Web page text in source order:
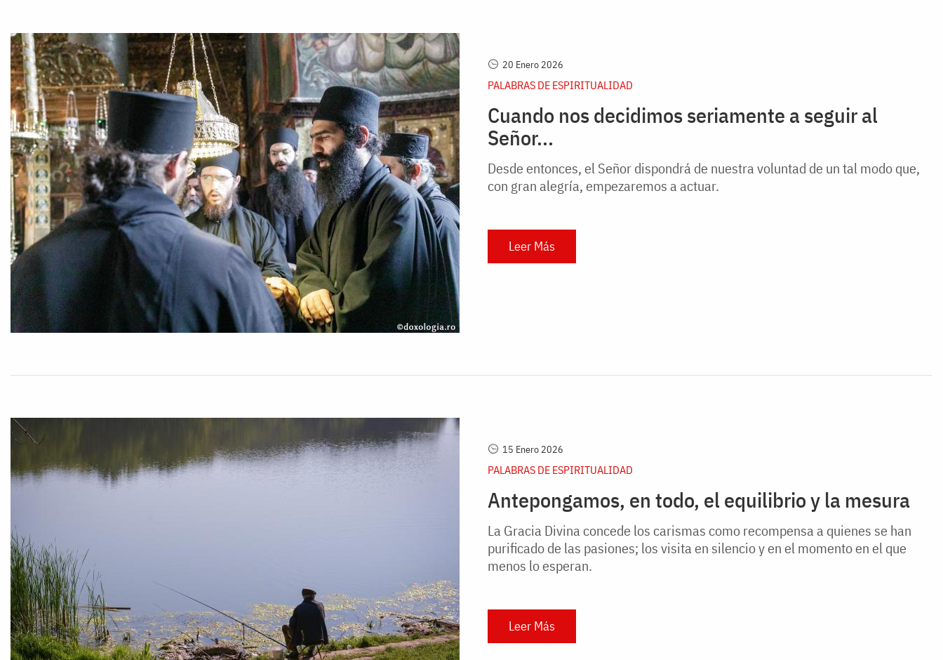
20 Enero 2026
PALABRAS DE ESPIRITUALIDAD
Cuando nos decidimos seriamente a seguir al
Señor...
Desde entonces, el Señor dispondrá de nuestra voluntad de un tal modo que,
con gran alegría, empezaremos a actuar.
Leer Más
15 Enero 2026
PALABRAS DE ESPIRITUALIDAD
Antepongamos, en todo, el equilibrio y la mesura
La Gracia Divina concede los carismas como recompensa a quienes se han
purificado de las pasiones; los visita en silencio y en el momento en el que
menos lo esperan.
Leer Más